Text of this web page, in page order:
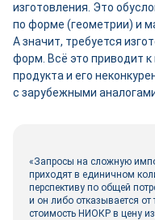
изготовления. Это
по форме (геометрии) и
А значит, требуется
форм. Всё это приводит
продукта и его
с зарубежными
«Запросы на сложную
приходят в единичном
перспективу по общей
и он либо отказывается
стоимость НИОКР в цену